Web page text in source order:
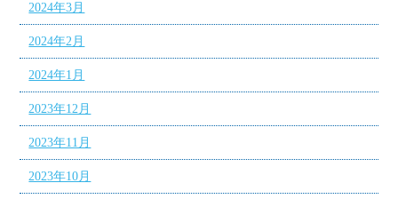
2024年3月
2024年2月
2024年1月
2023年12月
2023年11月
2023年10月